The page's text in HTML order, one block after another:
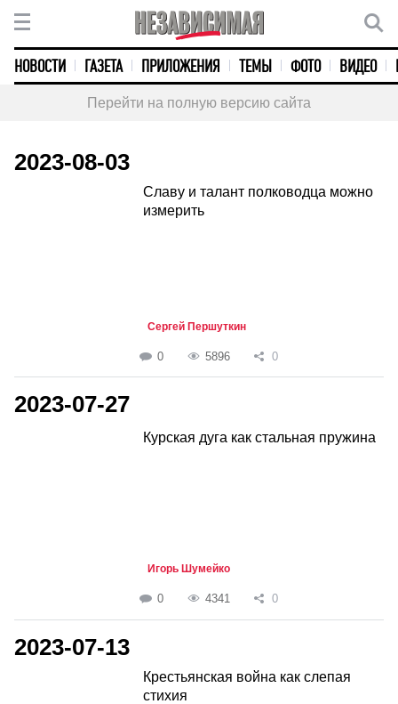
НОВОСТИ ГАЗЕТА ПРИЛОЖЕНИЯ ТЕМЫ ФОТО ВИДЕО
Перейти на полную версию сайта
2023-08-03
Славу и талант полководца можно
измерить
Сергей Першуткин
0 5896 0
2023-07-27
Курская дуга как стальная пружина
Игорь Шумейко
0 4341 0
2023-07-13
Крестьянская война как слепая
стихия